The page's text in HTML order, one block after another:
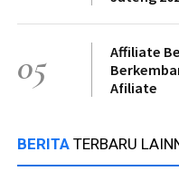
05
Affiliate
Afiliate
BERITA TERBARU